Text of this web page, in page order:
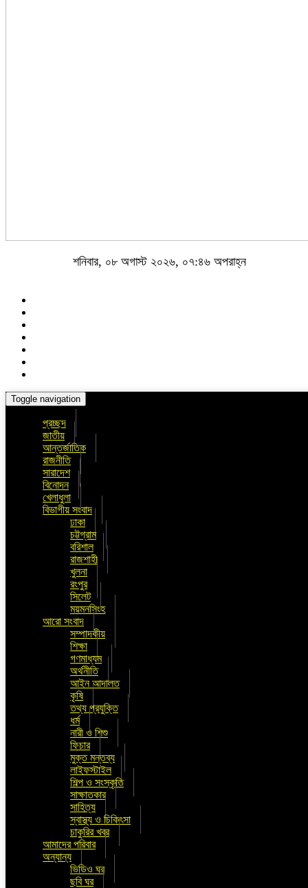
শনিবার, ০৮ অগাস্ট ২০২৬, ০৭:৪৬ অপরাহ্ন
Toggle navigation
প্রচ্ছদ
জাতীয়
আন্তর্জাতিক
রাজনীতি
সারাদেশ
বিনোদন
খেলাধুলা
বিভাগীয় সংবাদ
ঢাকা
চট্টগ্রাম
বরিশাল
রাজশাহী
খুলনা
রংপুর
সিলেট
ময়মনসিংহ
আরো সংবাদ
সম্পাদকীয়
শিক্ষা
গণমাধ্যম
অর্থনীতি
আইন আদালত
কৃষি
তথ্য প্রযুক্তি
ধর্ম
নারী ও শিশু
ফিচার
মুক্ত মন্তব্য
লাইফস্টাইল
শিল্প ও সংস্কৃতি
সাক্ষাতকার
সাহিত্য
স্বাস্থ্য ও চিকিৎসা
চাকুরির খবর
আমাদের পরিবার
অন্যান্য
ভিডিও ঘর
ছবি ঘর